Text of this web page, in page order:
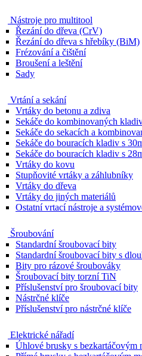
Nástroje pro multitool
Řezání do dřeva (CrV)
Řezání do dřeva s hřebíky (BiM)
Frézování a čištění
Broušení a leštění
Sady
Vrtání a sekání
Vrtáky do betonu a zdiva
Sekáče do kombinovaných
Sekáče do sekacích a
Sekáče do bouracích kladiv s
Sekáče do bouracích kladiv s
Vrtáky do kovu
Stupňovité vrtáky a záhlubníky
Vrtáky do dřeva
Vrtáky do jiných materiálů
Ostatní vrtací nástroje a
Šroubování
Standardní šroubovací bity
Standardní šroubovací bity s
Bity pro rázové šroubováky
Šroubovací bity torzní TiN
Příslušenství pro šroubovací bity
Nástrčné klíče
Příslušenství pro nástrčné klíče
Elektrické nářadí
Úhlové brusky s bezkartáčovým